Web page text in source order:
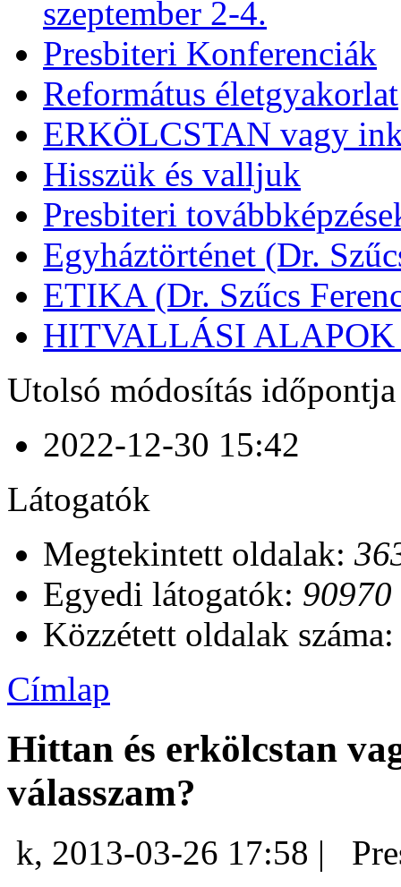
szeptember 2-4.
Presbiteri Konferenciák
Református életgyakorlat
ERKÖLCSTAN vagy
Hisszük és valljuk
Presbiteri
Egyháztörténet (Dr.
ETIKA (Dr. Szűcs
HITVALLÁSI ALAPOK
Utolsó módosítás időpontja
2022-12-30 15:42
Látogatók
Megtekintett oldalak:
Egyedi látogatók: 90970
Közzétett oldalak
Címlap
Hittan és erkölcstan
válasszam?
k, 2013-03-26 17:58 |